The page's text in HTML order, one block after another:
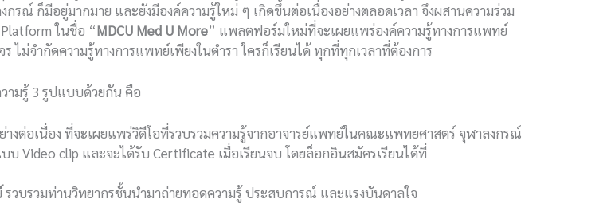
ก็มีอยู่มากมาย และยังมีองค์ความรู้ใหม่ ๆ เกิดขึ้นต่อเนื่องอย่างตลอดเวลา จึงผสานความร่วม
ในชื่อ “MDCU Med U More” แพลตฟอร์มใหม่ที่จะเผยแพร่องค์ความรู้ทางการแพทย์
ม่จำกัดความรู้ทางการแพทย์เพียงในตำรา ใครก็เรียนได้ ทุกที่ทุกเวลาที่ต้องการ
ามรู้ 3 รูปแบบด้วยกัน คือ
งต่อเนื่อง ที่จะเผยแพร่วิดีโอที่รวบรวมความรู้จากอาจารย์แพทย์ในคณะแพทยศาสตร์ จุฬาลงกรณ์
Video clip และจะได้รับ Certificate เมื่อเรียนจบ โดยล็อกอินสมัครเรียนได้ที่
รวบรวมท่านวิทยากรชั้นนำมาถ่ายทอดความรู้ ประสบการณ์ และแรงบันดาลใจ